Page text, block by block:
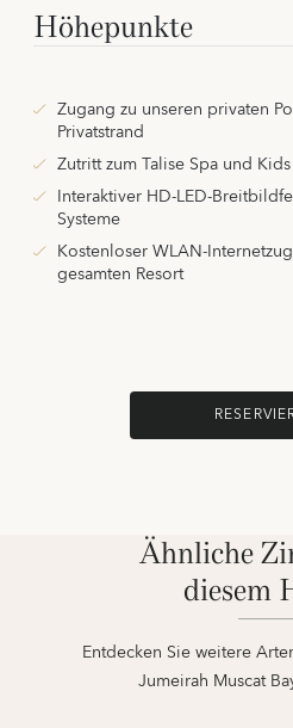
Höhepunkte
Zugang zu unseren privaten
Privatstrand
Zutritt zum Talise Spa und
Interaktiver HD-LED-
Systeme
Kostenloser WLAN-
gesamten Resort
Ähnliche
diesem
Entdecken Sie weitere
Jumeirah Muscat